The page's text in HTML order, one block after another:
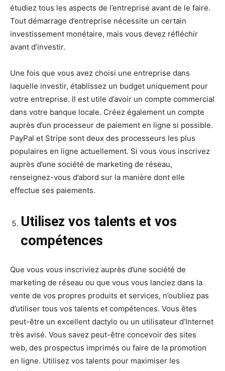
étudiez tous les aspects de l’entreprise avant de le faire.
Tout démarrage d’entreprise nécessite un certain
investissement monétaire, mais vous devez réfléchir
avant d’investir.
Une fois que vous avez choisi une entreprise dans
laquelle investir, établissez un budget uniquement pour
votre entreprise. Il est utile d’avoir un compte commercial
dans votre banque locale. Créez également un compte
auprès d’un processeur de paiement en ligne si possible.
PayPal et Stripe sont deux des processeurs les plus
populaires en ligne actuellement. Si vous vous inscrivez
auprès d’une société de marketing de réseau,
renseignez-vous d’abord sur la manière dont elle
effectue ses paiements.
Utilisez vos talents et vos
compétences
Que vous vous inscriviez auprès d’une société de
marketing de réseau ou que vous vous lanciez dans la
vente de vos propres produits et services, n’oubliez pas
d’utiliser tous vos talents et compétences. Vous êtes
peut-être un excellent dactylo ou un utilisateur d’Internet
très avisé. Vous savez peut-être concevoir des sites
web, des prospectus imprimés ou faire de la promotion
en ligne. Utilisez vos talents pour maximiser les